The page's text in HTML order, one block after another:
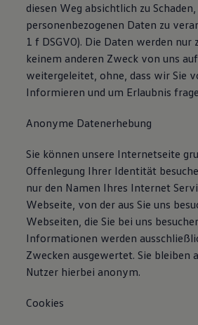
diesen Weg absichtlich zu
personenbezogenen Daten zu
1 f DSGVO). Die Daten werden nur
keinem anderen Zweck von uns
weitergeleitet, ohne, dass wir Sie
Informieren und um Erlaubnis
Anonyme Datenerhebung
Sie können unsere Internetseite
Offenlegung Ihrer Identität
nur den Namen Ihres Internet
Webseite, von der aus Sie uns
Webseiten, die Sie bei uns
Informationen werden
Zwecken ausgewertet. Sie bleiben
Nutzer hierbei anonym.
Cookies